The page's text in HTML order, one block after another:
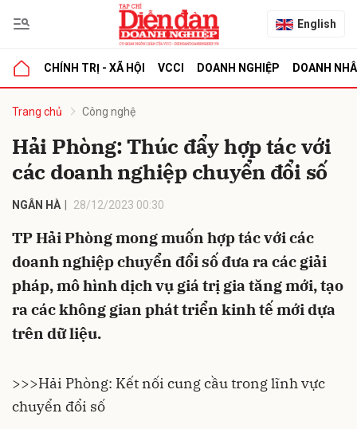
English
CHÍNH TRỊ - XÃ HỘI VCCI DOANH NGHIỆP DOANH
Trang chủ Công nghệ
Hải Phòng: Thúc đẩy hợp tác với
các doanh nghiệp chuyển đổi số
NGÂN HÀ 28/12/2023 00:30
TP Hải Phòng mong muốn hợp tác với các
doanh nghiệp chuyển đổi số đưa ra các giải
pháp, mô hình dịch vụ giá trị gia tăng mới, tạo
ra các không gian phát triển kinh tế mới dựa
trên dữ liệu.
>>>Hải Phòng: Kết nối cung cầu trong lĩnh vực
chuyển đổi số
luận
Hủy